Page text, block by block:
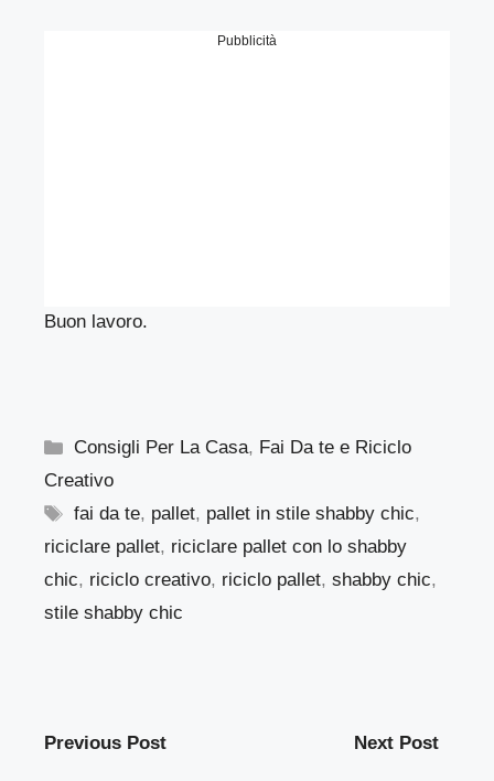
Pubblicità
Buon lavoro.
Categorie
Consigli Per La Casa, Fai Da te e Riciclo
Creativo
Tag
fai da te, pallet, pallet in stile shabby chic,
riciclare pallet, riciclare pallet con lo shabby
chic, riciclo creativo, riciclo pallet, shabby chic,
stile shabby chic
Previous Post Next Post